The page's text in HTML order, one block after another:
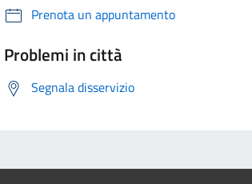
Prenota un appuntamento
Problemi in città
Segnala disservizio